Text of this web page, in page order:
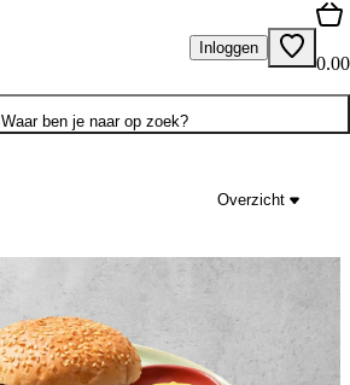
Inloggen
0.00
Waar ben je naar op zoek?
Overzicht